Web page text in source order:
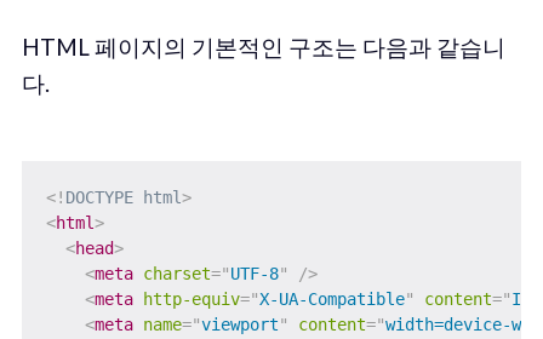
HTML 페이지의 기본적인 구조는 다음과 같습니
다.
<! DOCTYPE html>
<html>
<head>
<meta charset="UTF-8"
/>
<meta http-equiv="X-UA-Compatible" content="
<meta name="viewport" content="width=device-